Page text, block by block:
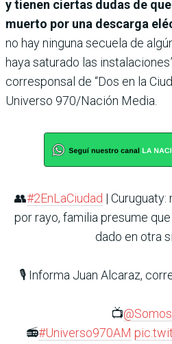
y tienen ciertas dudas de
muerto por una descarga
no hay ninguna secuela de
haya saturado las
corresponsal de “Dos en la
Universo 970/Nación Media.
👥#2EnLaCiudad |
por rayo, familia presume
dado en otra
🎙️ Informa Juan Alcaraz,
📺
📻#Universo970AM